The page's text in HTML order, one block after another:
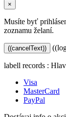
×
Musíte byť
zoznamu želaní.
((cancelText))
labell records :
Visa
MasterCard
PayPal